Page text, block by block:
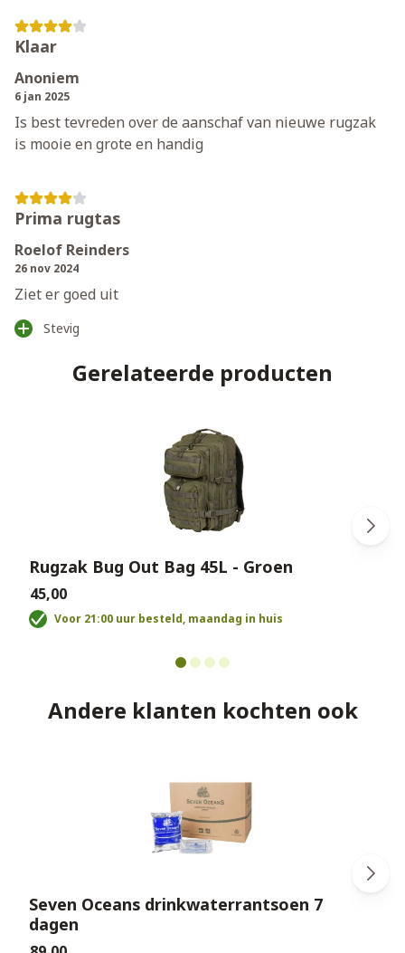
Klaar
Anoniem
6 jan 2025
Is best tevreden over de aanschaf van nieuwe rugzak
is mooie en grote en handig
Prima rugtas
Roelof Reinders
26 nov 2024
Ziet er goed uit
Stevig
Gerelateerde producten
Rugzak Bug Out Bag 45L - Groen
€45,00
Voor 21:00 uur besteld, maandag in huis
Andere klanten kochten ook
Seven Oceans drinkwaterrantsoen 7
dagen